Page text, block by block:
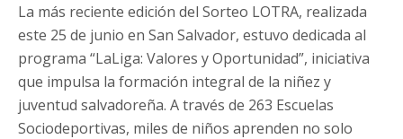
La más reciente edición del Sorteo LOTRA, realizada
este 25 de junio en San Salvador, estuvo dedicada al
programa “LaLiga: Valores y Oportunidad”, iniciativa
que impulsa la formación integral de la niñez y
juventud salvadoreña. A través de 263 Escuelas
Sociodeportivas, miles de niños aprenden no solo